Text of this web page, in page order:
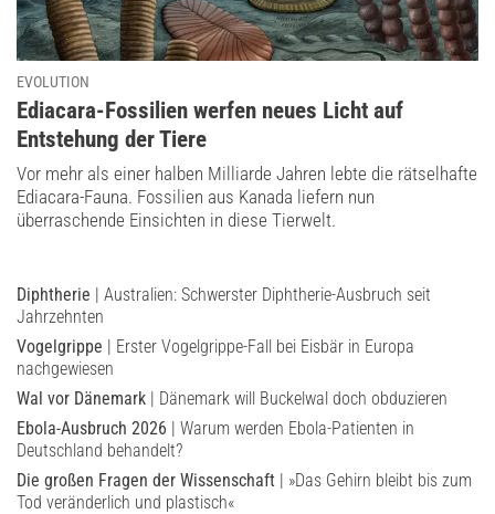
EVOLUTION
:
Ediacara-Fossilien werfen neues Licht auf
Entstehung der Tiere
Vor mehr als einer halben Milliarde Jahren lebte die rätselhafte
Ediacara-Fauna. Fossilien aus Kanada liefern nun
überraschende Einsichten in diese Tierwelt.
Diphtherie | Australien: Schwerster Diphtherie-Ausbruch seit
Jahrzehnten
Vogelgrippe | Erster Vogelgrippe-Fall bei Eisbär in Europa
nachgewiesen
Wal vor Dänemark | Dänemark will Buckelwal doch obduzieren
Ebola-Ausbruch 2026 | Warum werden Ebola-Patienten in
Deutschland behandelt?
Die großen Fragen der Wissenschaft | »Das Gehirn bleibt bis zum
Tod veränderlich und plastisch«